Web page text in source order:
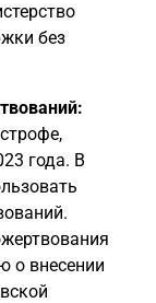
без
года. В
о внесении